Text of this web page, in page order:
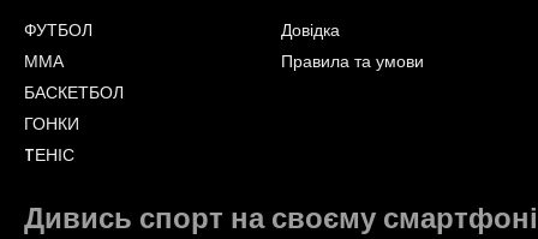
ФУТБОЛ
ММА
БАСКЕТБОЛ
ГОНКИ
TЕНІС
Довідка
Правила та умови
Дивись спорт на своєму смартфоні